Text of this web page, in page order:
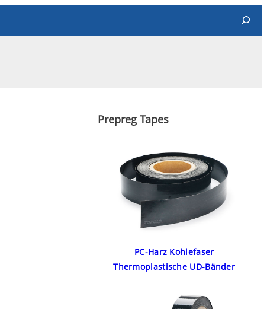
Search
Prepreg Tapes
PC-Harz Kohlefaser
Thermoplastische UD-Bänder